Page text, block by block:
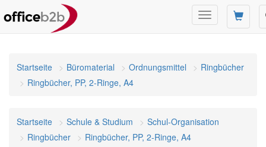
Navigation
umschalten
Startseite Büromaterial Ordnungsmittel
Ringbücher
Ringbücher, PP, 2-Ringe, A4
Startseite Schule & Studium
Schul-Organisation
Ringbücher
Ringbücher, PP, 2-Ringe, A4